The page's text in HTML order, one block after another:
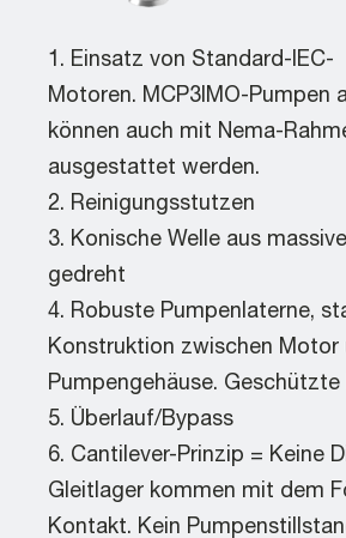
Einsatz von Standard-IEC-
Motoren. MCP3IMO-Pumpen
können auch mit Nema-
ausgestattet werden.
Reinigungsstutzen
Konische Welle aus
gedreht
Robuste Pumpenlaterne,
Konstruktion zwischen Motor
Pumpengehäuse. Geschützte
Überlauf/Bypass
Cantilever-Prinzip = Keine
Gleitlager kommen mit dem
Kontakt. Kein